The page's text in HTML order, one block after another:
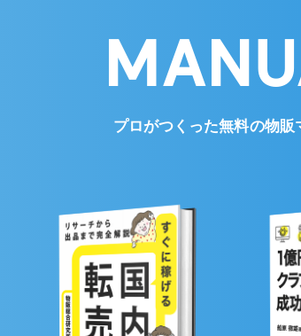
プロがつくった無料の物販